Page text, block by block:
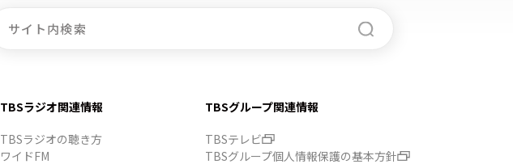
TBSラジオ関連情報
TBSラジオの聴き方
ワイドFM
TBSグループ関連情報
TBSテレビ
TBSグループ個人情報保護の基本方針